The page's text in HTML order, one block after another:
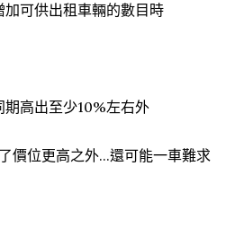
可供出租車輛的數目時
高出至少10%左右外
價位更高之外...還可能一車難求